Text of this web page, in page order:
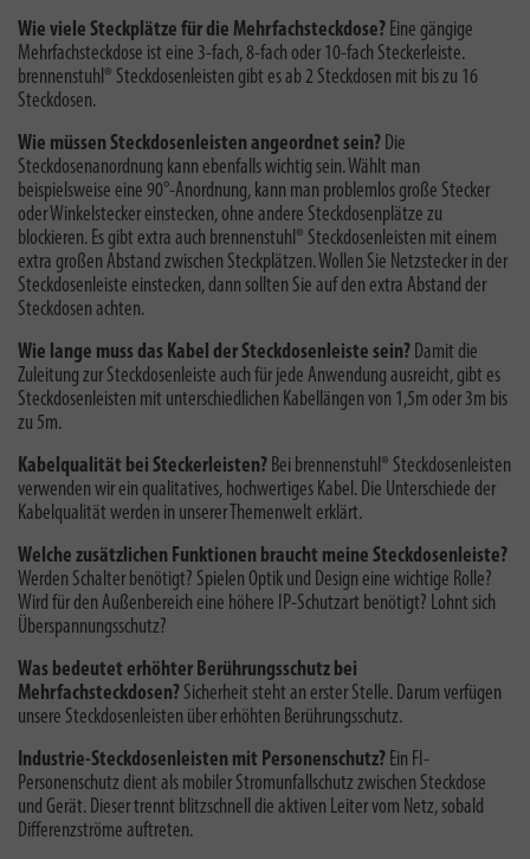
Wie viele Steckplätze für die Mehrfachsteckdose? Eine gängige
Mehrfachsteckdose ist eine 3-fach, 8-fach oder 10-fach Steckerleiste.
brennenstuhl® Steckdosenleisten gibt es ab 2 Steckdosen mit bis zu 16
Steckdosen.
Wie müssen Steckdosenleisten angeordnet sein? Die
Steckdosenanordnung kann ebenfalls wichtig sein. Wählt man
beispielsweise eine 90°-Anordnung, kann man problemlos große Stecker
oder Winkelstecker einstecken, ohne andere Steckdosenplätze zu
blockieren. Es gibt extra auch brennenstuhl® Steckdosenleisten mit einem
extra großen Abstand zwischen Steckplätzen. Wollen Sie Netzstecker in der
Steckdosenleiste einstecken, dann sollten Sie auf den extra Abstand der
Steckdosen achten.
Wie lange muss das Kabel der Steckdosenleiste sein? Damit die
Zuleitung zur Steckdosenleiste auch für jede Anwendung ausreicht, gibt es
Steckdosenleisten mit unterschiedlichen Kabellängen von 1,5m oder 3m bis
zu 5m.
Kabelqualität bei Steckerleisten? Bei brennenstuhl® Steckdosenleisten
verwenden wir ein qualitatives, hochwertiges Kabel. Die Unterschiede der
Kabelqualität werden in unserer Themenwelt erklärt.
Welche zusätzlichen Funktionen braucht meine Steckdosenleiste?
Werden Schalter benötigt? Spielen Optik und Design eine wichtige Rolle?
Wird für den Außenbereich eine höhere IP-Schutzart benötigt? Lohnt sich
Überspannungsschutz?
Was bedeutet erhöhter Berührungsschutz bei
Mehrfachsteckdosen? Sicherheit steht an erster Stelle. Darum verfügen
unsere Steckdosenleisten über erhöhten Berührungsschutz.
Industrie-Steckdosenleisten mit Personenschutz? Ein FI-
Personenschutz dient als mobiler Stromunfallschutz zwischen Steckdose
und Gerät. Dieser trennt blitzschnell die aktiven Leiter vom Netz, sobald
Differenzströme auftreten.